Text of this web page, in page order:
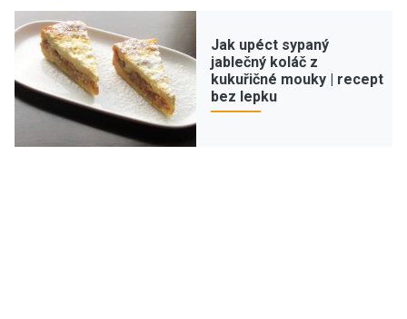
Jak upéct sypaný
jablečný koláč z
kukuřičné mouky | recept
bez lepku